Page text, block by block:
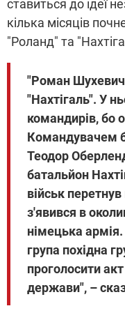
ставиться до ідеї
кілька місяців
"Роланд" та
"Роман Шухевич
"Нахтігаль". У
командирів, бо
Командувачем
Теодор
батальйон
військ
з'явився в
німецька
група похідна
проголосити
держави", –